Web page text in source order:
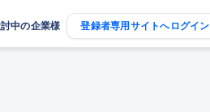
中の企業様 登録者専用サイトへログイン